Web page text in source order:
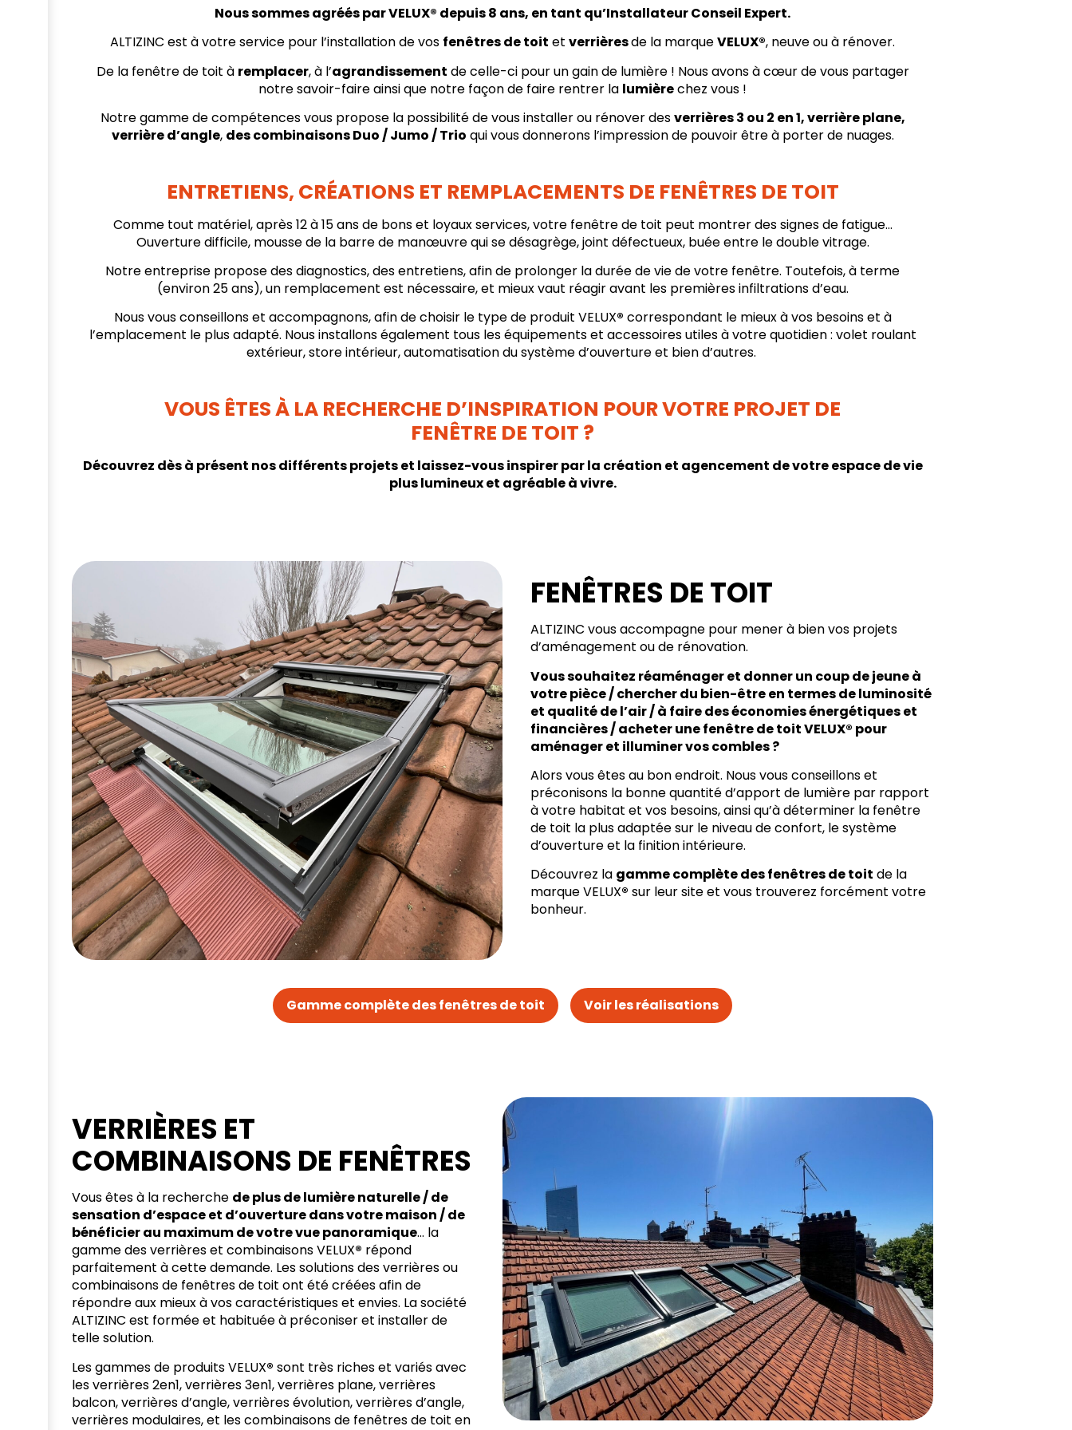
Nous sommes agréés par VELUX® depuis 8 ans, en tant qu’Installateur Conseil Expert.
ALTIZINC est à votre service pour l’installation de vos fenêtres de toit et verrièresde la marqueVELUX®, neuve ou à rénover.
De la fenêtre de toit à remplacer, à l’agrandissement de celle-ci pour un gain de lumière ! Nous avons à cœur de vous partager
notre savoir-faire ainsi que notre façon de faire rentrer la lumièrechez vous !
Notre gamme de compétences vous propose la possibilité de vous installer ou rénover desverrières 3 ou 2 en 1, verrière plane,
verrière d’angle, des combinaisons Duo / Jumo / Trio qui vous donnerons l’impression de pouvoir être à porter de nuages.
ENTRETIENS, CRÉATIONS ET REMPLACEMENTS DE FENÊTRES DE TOIT
Comme tout matériel, après 12 à 15 ans de bons et loyaux services, votre fenêtre de toit peut montrer des signes de fatigue…
Ouverture difficile, mousse de la barre de manœuvre qui se désagrège, joint défectueux, buée entre le double vitrage.
Notre entreprise propose des diagnostics, des entretiens, afin de prolonger la durée de vie de votre fenêtre. Toutefois, à terme
(environ 25 ans), un remplacement est nécessaire, et mieux vaut réagir avant les premières infiltrations d’eau.
Nous vous conseillons et accompagnons, afin de choisir le type de produit VELUX® correspondant le mieux à vos besoins et à
l’emplacement le plus adapté. Nous installons également tous les équipements et accessoires utiles à votre quotidien : volet roulant
extérieur, store intérieur, automatisation du système d’ouverture et bien d’autres.
VOUS ÊTES À LA RECHERCHE D’INSPIRATION POUR VOTRE PROJET DE
FENÊTRE DE TOIT ?
Découvrez dès à présent nos différents projets et laissez-vous inspirer par la création et agencement de votre espace de vie
plus lumineux et agréable à vivre.
FENÊTRES DE TOIT
ALTIZINC vous accompagne pour mener à bien vos projets
d’aménagement ou de rénovation.
Vous souhaitez réaménager et donner un coup de jeune à
votre pièce / chercher du bien-être en termes de luminosité
et qualité de l’air / à faire des économies énergétiques et
financières / acheter une fenêtre de toit VELUX® pour
aménager et illuminer vos combles ?
Alors vous êtes au bon endroit. Nous vous conseillons et
préconisons la bonne quantité d’apport de lumière par rapport
à votre habitat et vos besoins, ainsi qu’à déterminer la fenêtre
de toit la plus adaptée sur le niveau de confort, le système
d’ouverture et la finition intérieure.
Découvrez la gamme complète des fenêtres de toit de la
marque VELUX® sur leur site et vous trouverez forcément votre
bonheur.
Gamme complète des fenêtres de toit Voir les réalisations
VERRIÈRES ET
COMBINAISONS DE FENÊTRES
Vous êtes à la recherche de plus de lumière naturelle / de
sensation d’espace et d’ouverture dans votre maison / de
bénéficier au maximum de votre vue panoramique… la
gamme des verrières et combinaisons VELUX® répond
parfaitement à cette demande. Les solutions des verrières ou
combinaisons de fenêtres de toit ont été créées afin de
répondre aux mieux à vos caractéristiques et envies. La société
ALTIZINC est formée et habituée à préconiser et installer de
telle solution.
Les gammes de produits VELUX® sont très riches et variés avec
les verrières 2en1, verrières 3en1, verrières plane, verrières
balcon, verrières d’angle, verrières évolution, verrières d’angle,
verrières modulaires, et les combinaisons de fenêtres de toit en